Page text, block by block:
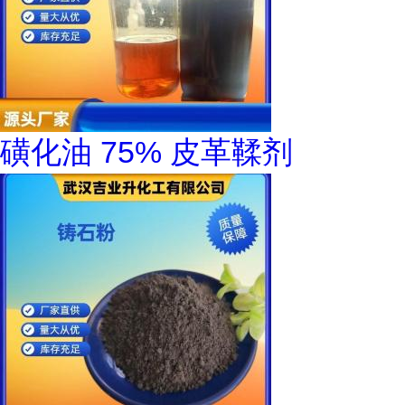
磺化油 75% 皮革鞣剂